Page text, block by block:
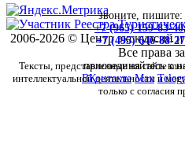
звоните, пишите:
+7 (965) 159-83-40
+7 (495) 646-88-27
присоединяйтесь к
ВКонтакте Max
2006-2026 © Центр экскурсий
Все права
Тексты, представленные на сайте
интеллектуальной деятельности и
только с согласия